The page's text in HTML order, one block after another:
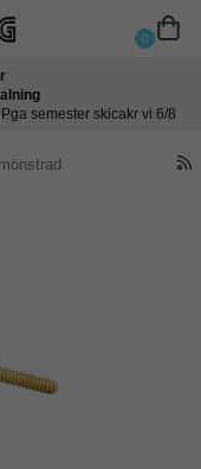
0
semester skicakr vi 6/8